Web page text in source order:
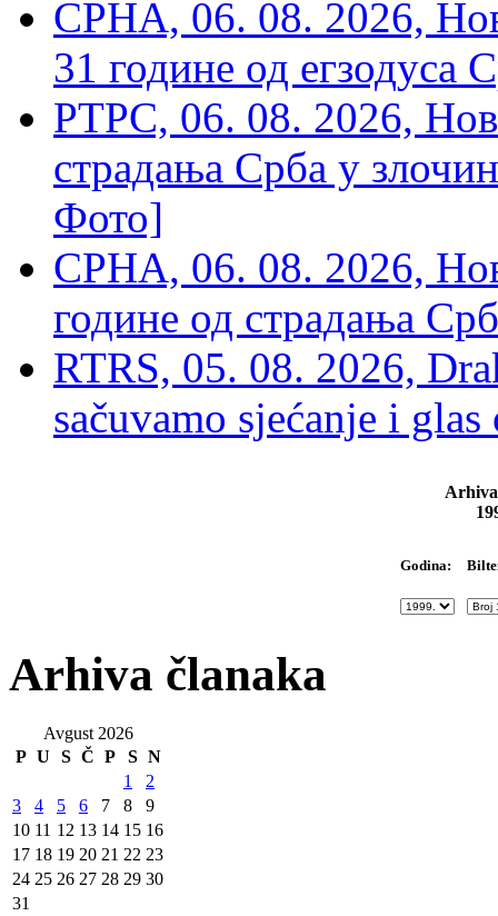
СРНА, 06. 08. 2026,
31 године од егзодуса
РТРС, 06. 08. 2026,
страдања Срба у
Фото]
СРНА, 06. 08. 2026,
године од страдања
RTRS, 05. 08. 2026,
sačuvamo sjećanje i
Godina:
Arhiva članaka
Avgust 2026
P U S Č P S N
1
2
3
4 5 6 7 8
9
10 11 12 13 14 15 16
17 18 19 20 21 22 23
24 25 26 27 28 29 30
31